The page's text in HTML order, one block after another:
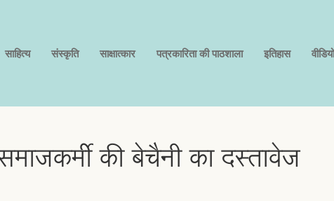
साहित्य संस्कृति साक्षात्कार पत्रकारिता की पाठशाला इतिहास वीडियो
की बेचैनी का दस्तावेज